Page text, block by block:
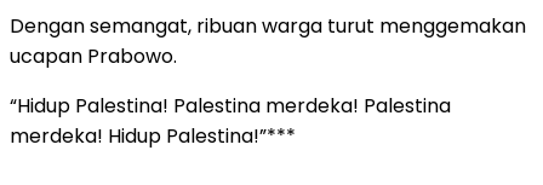
Dengan semangat, ribuan warga turut menggemakan
ucapan Prabowo.
“Hidup Palestina! Palestina merdeka! Palestina
merdeka! Hidup Palestina!”***